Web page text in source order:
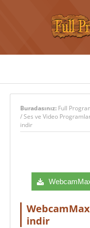
Buradasınız: Full
/Ses ve Video
indir
indir